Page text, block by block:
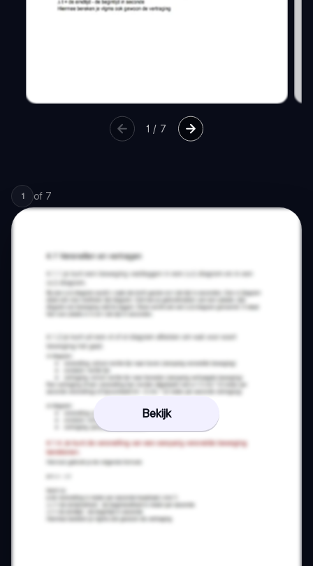
1 / 7
1 of 7
Bekijk